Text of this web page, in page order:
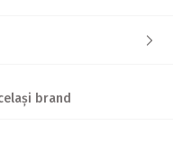
brand